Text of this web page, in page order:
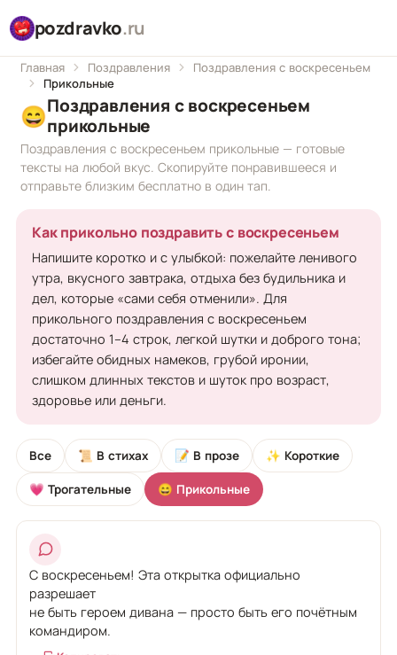
pozdravko.ru
Главная Поздравления
Поздравления с воскресеньем
Прикольные
😄Поздравления с воскресеньем
прикольные
Поздравления с воскресеньем прикольные — готовые
тексты на любой вкус. Скопируйте понравившееся и
отправьте близким бесплатно в один тап.
Как прикольно поздравить с воскресеньем
Напишите коротко и с улыбкой: пожелайте ленивого
утра, вкусного завтрака, отдыха без будильника и
дел, которые «сами себя отменили». Для
прикольного поздравления с воскресеньем
достаточно 1–4 строк, легкой шутки и доброго тона;
избегайте обидных намеков, грубой иронии,
слишком длинных текстов и шуток про возраст,
здоровье или деньги.
Все 📜 В стихах 📝 В прозе ✨ Короткие
💗 Трогательные 😄 Прикольные
С воскресеньем! Эта открытка официально
разрешает
не быть героем дивана — просто быть его почётным
командиром.